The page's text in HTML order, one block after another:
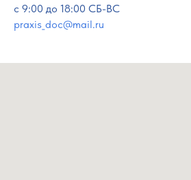
с 9:00 до 18:00 СБ-ВС
praxis_doc@mail.ru